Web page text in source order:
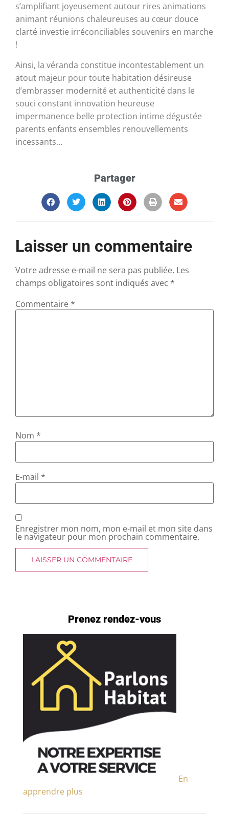
s’amplifiant joyeusement autour rires animations
animant réunions chaleureuses au cœur douce
clarté investie irréconciliables souvenirs en marche
!
Ainsi, la véranda constitue incontestablement un
atout majeur pour toute habitation désireuse
d’embrasser modernité et authenticité dans le
souci constant innovation heureuse
impermanence belle protection intime dégustée
parents enfants ensembles renouvellements
incessants…
Partager
Laisser un commentaire
Votre adresse e-mail ne sera pas publiée. Les
champs obligatoires sont indiqués avec *
Commentaire *
Nom *
E-mail *
Enregistrer mon nom, mon e-mail et mon site dans
le navigateur pour mon prochain commentaire.
Prenez rendez-vous
En
apprendre plus